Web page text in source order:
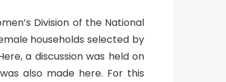
Division of the National
households selected by
a discussion was held on
also made here. For this